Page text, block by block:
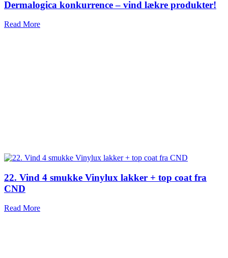
Dermalogica konkurrence – vind lækre produkter!
Read More
22. Vind 4 smukke Vinylux lakker + top coat fra
CND
Read More